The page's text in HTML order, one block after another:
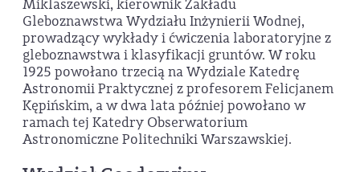
Miklaszewski, kierownik Zakładu
Gleboznawstwa Wydziału Inżynierii Wodnej,
prowadzący wykłady i ćwiczenia laboratoryjne z
gleboznawstwa i klasyfikacji gruntów. W roku
1925 powołano trzecią na Wydziale Katedrę
Astronomii Praktycznej z profesorem Felicjanem
Kępińskim, a w dwa lata później powołano w
ramach tej Katedry Obserwatorium
Astronomiczne Politechniki Warszawskiej.